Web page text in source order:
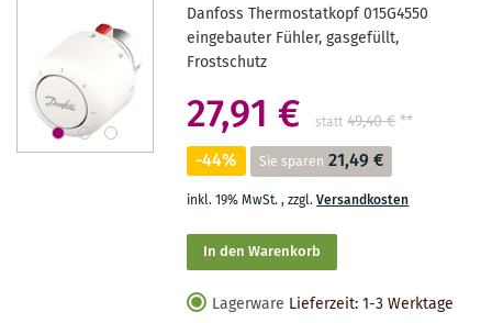
Danfoss Thermostatkopf 015G4550
eingebauter Fühler, gasgefüllt,
Frostschutz
27,91 € statt 49,40 €**
-44% Sie sparen 21,49 €
inkl. 19% MwSt.,zzgl.Versandkosten
In den Warenkorb
Lagerware Lieferzeit: 1-3 Werktage